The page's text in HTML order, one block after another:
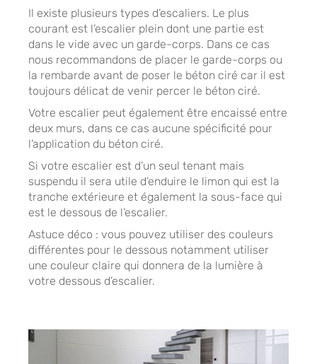
Il existe plusieurs types d’escaliers. Le plus
courant est l’escalier plein dont une partie est
dans le vide avec un garde-corps. Dans ce cas
nous recommandons de placer le garde-corps ou
la rembarde avant de poser le béton ciré car il est
toujours délicat de venir percer le béton ciré.
Votre escalier peut également être encaissé entre
deux murs, dans ce cas aucune spécificité pour
l’application du béton ciré.
Si votre escalier est d’un seul tenant mais
suspendu il sera utile d’enduire le limon qui est la
tranche extérieure et également la sous-face qui
est le dessous de l’escalier.
Astuce déco : vous pouvez utiliser des couleurs
différentes pour le dessous notamment utiliser
une couleur claire qui donnera de la lumière à
votre dessous d’escalier.